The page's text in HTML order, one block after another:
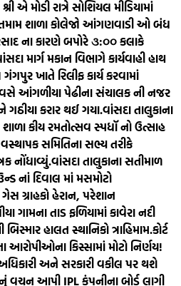
એ મોડી રાત્રે સોશિયલ મીડિયામાં
શાળા કોલેજો આંગણવાડી ઓ બંધ
ના કારણે બપોરે ૩:૦૦ કલાકે
માર્ગ મકાન વિભાગે કાર્યવાહી હાથ
ખાતે રિલીફ કાર્ય કરવામાં
આંગળીયા પેઢીના સંચાલક ની નજર
કરાર થઈ ગયા.વાંસદા તાલુકાના
કીય રમતોત્સવ સ્પધૉ નો ઉત્સાહ
સમિતિના સભ્ય તરીકે
નોંધાવ્યું.વાંસદા તાલુકાના સતીમાળ
નાં દિવાલ માં મસમોટો
ગ્રાહકો હેરાન, પરેશાન
ગામના તાડ ફળિયામાં કાવેરા નદી
હાલત સ્થાનિકો ત્રાહિમામ.કોર્ટ
આરોપીઓના કિસ્સામાં મોટો નિર્ણય!
અને સરકારી વકીલ પર થશે
વચન આપી IPL કંપનીના બોર્ડ લાગી